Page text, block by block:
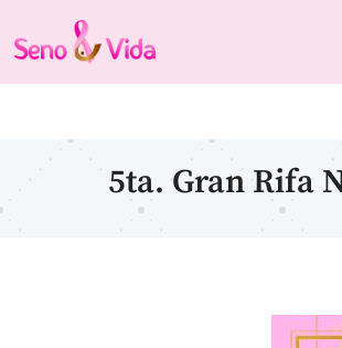
5ta. Gran Rifa